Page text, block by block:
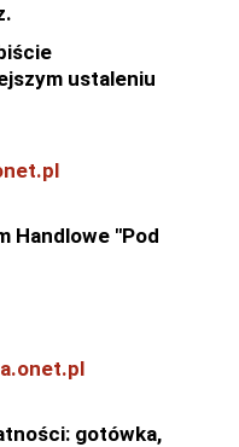
ustaleniu
Handlowe "Pod
gotówka,